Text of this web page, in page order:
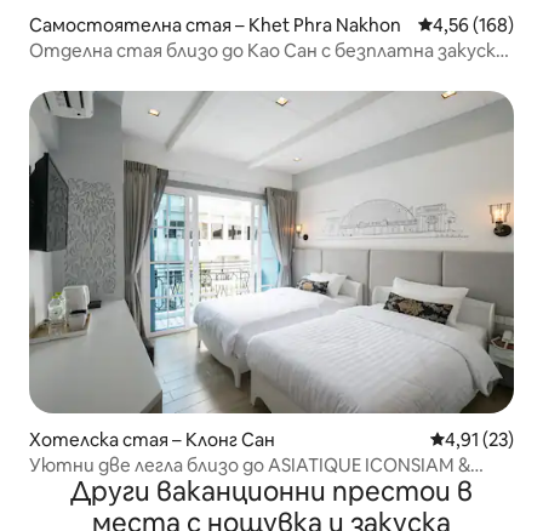
Самостоятелна стая – Khet Phra Nakhon Средна
4,56 (168)
Отделна стая близо до Као Сан с безплатна закуска
Хотелска стая – Клонг Сан Средна
4,91 (23)
Уютни две легла близо до ASIATIQUE ICONSIAM &
Breakfast
Други ваканционни престои в
места с нощувка и закуска